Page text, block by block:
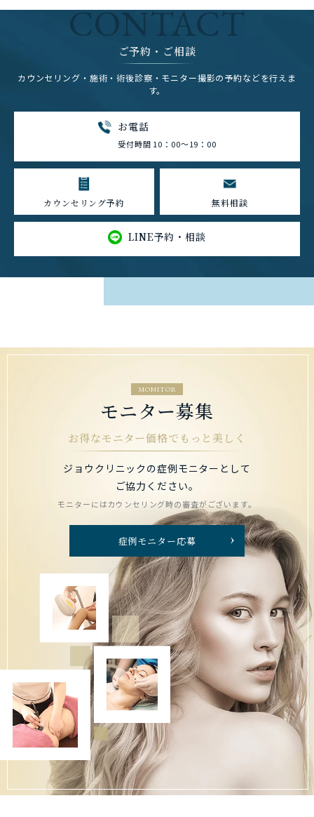
CONTACT
ご予約・ご相談
カウンセリング・施術・術後診察・モニター撮影の予約などを行えま
す。
お電話
受付時間 10：00～19：00
カウンセリング予約 無料相談
LINE予約・相談
MONITOR
モニター募集
お得なモニター価格でもっと美しく
ジョウクリニックの症例モニターとして
ご協力ください。
モニターにはカウンセリング時の審査がございます。
症例モニター応募